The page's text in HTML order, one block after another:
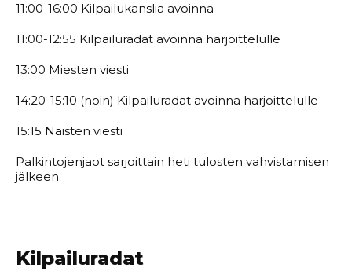
11:00-16:00 Kilpailukanslia avoinna
11:00-12:55 Kilpailuradat avoinna harjoittelulle
13:00 Miesten viesti
14:20-15:10 (noin) Kilpailuradat avoinna harjoittelulle
15:15 Naisten viesti
Palkintojenjaot sarjoittain heti tulosten vahvistamisen
jälkeen
Kilpailuradat